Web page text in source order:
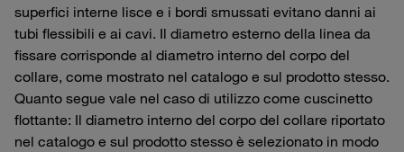
superfici interne lisce e i bordi smussati evitano danni ai
tubi flessibili e ai cavi. Il diametro esterno della linea da
fissare corrisponde al diametro interno del corpo del
collare, come mostrato nel catalogo e sul prodotto stesso.
Quanto segue vale nel caso di utilizzo come cuscinetto
flottante: Il diametro interno del corpo del collare riportato
nel catalogo e sul prodotto stesso è selezionato in modo